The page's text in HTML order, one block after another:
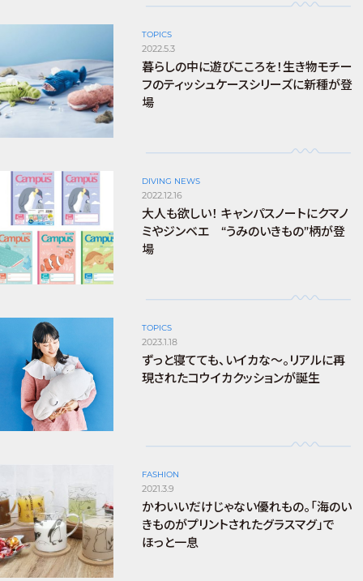
TOPICS
2022.5.3
暮らしの中に遊びこころを！生き物モチー
フのティッシュケースシリーズに新種が登
場
DIVING NEWS
2022.12.16
大人も欲しい！ キャンパスノートにクマノ
ミやジンベエ “うみのいきもの”柄が登
場
TOPICS
2023.1.18
ずっと寝てても、いイカな～。リアルに再
現されたコウイカクッションが誕生
FASHION
2021.3.9
かわいいだけじゃない優れもの。「海のい
きものがプリントされたグラスマグ」で
ほっと一息